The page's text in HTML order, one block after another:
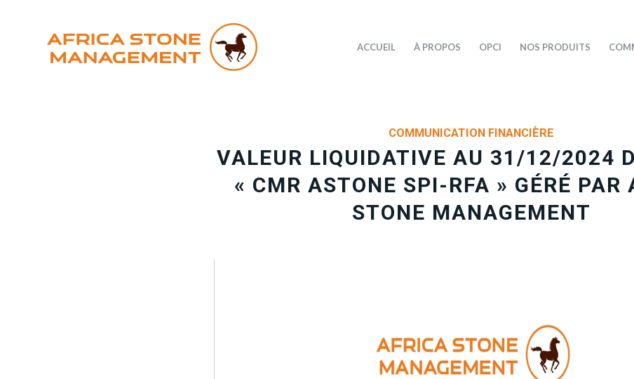
ACCUEIL À PROPOS OPCI NOS PRODUITS
COMMUNICATION FINANCIÈRE
VALEUR LIQUIDATIVE AU 31/12/2024
« CMR ASTONE SPI-RFA » GÉRÉ PAR
STONE MANAGEMENT